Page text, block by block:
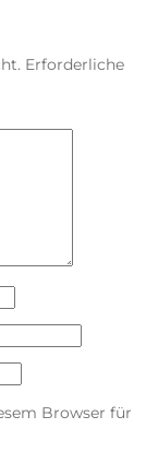
Erforderliche
Browser für